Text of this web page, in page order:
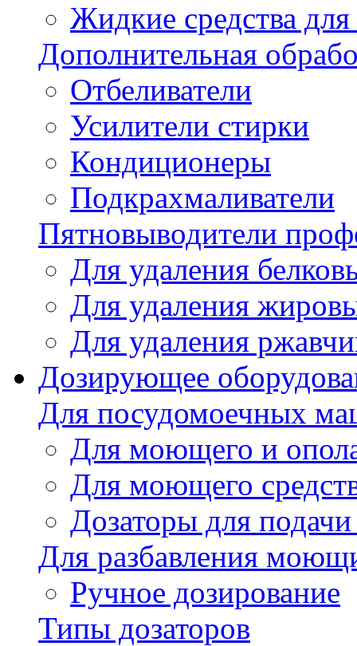
Жидкие средства
Дополнительная
Отбеливатели
Усилители стирки
Кондиционеры
Подкрахмаливатели
Пятновыводители
Для удаления
Для удаления
Для удаления
Дозирующее
Для посудомоечных
Для моющего и
Для моющего
Дозаторы для
Для разбавления
Ручное дозирование
Типы дозаторов